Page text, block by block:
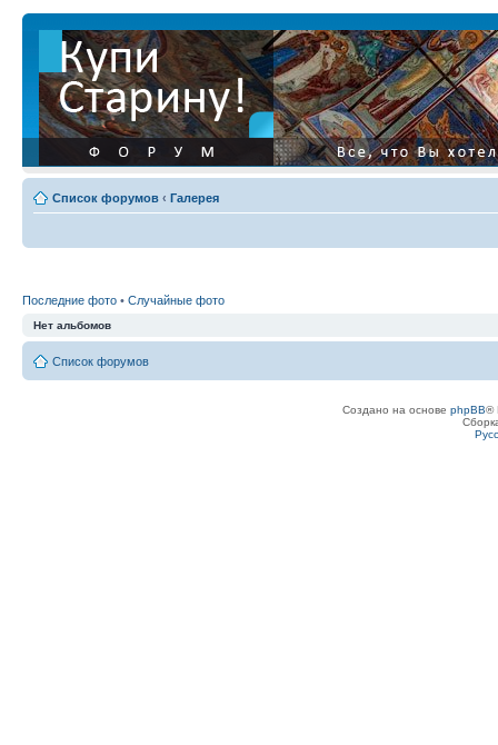
Список форумов ‹ Галерея
Последние фото • Случайные фото
Нет альбомов
Список форумов
Создано на основе phpBB®